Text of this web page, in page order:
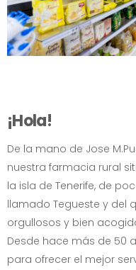
¡Hola!
De la mano de Jose
nuestra farmacia rural
la isla de Tenerife, de
llamado Tegueste y del
orgullosos y bien
Desde hace más de 50
para ofrecer el mejor